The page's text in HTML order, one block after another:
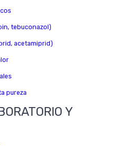
tebuconazol)
acetamiprid)
pureza
Y